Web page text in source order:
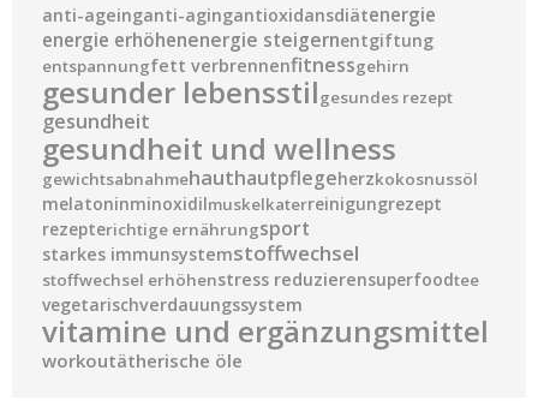
anti-ageinganti-agingantioxidansdiätenergie
energie erhöhenenergie steigernentgiftung
entspannungfett verbrennenfitnessgehirn
gesunder lebensstilgesundes rezept
gesundheit
gesundheit und wellness
gewichtsabnahmehauthautpflegeherzkokosnussöl
melatoninminoxidilmuskelkaterreinigungrezept
rezepterichtige ernährungsport
starkes immunsystemstoffwechsel
stoffwechsel erhöhenstress reduzierensuperfoodtee
vegetarischverdauungssystem
vitamine und ergänzungsmittel
workoutätherische öle